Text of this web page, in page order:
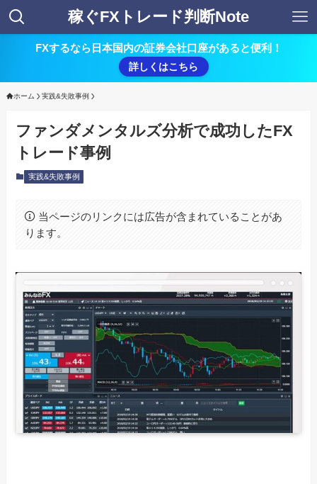
稼ぐFXトレード判断Note
FXするなら日本国内の証券会社口座があると便利！
詳しくはこちら
ホーム 実践&失敗事例
ファンダメンタルズ分析で成功したFX
トレード事例
実践&失敗事例
当ページのリンクには広告が含まれていることがあ
ります。